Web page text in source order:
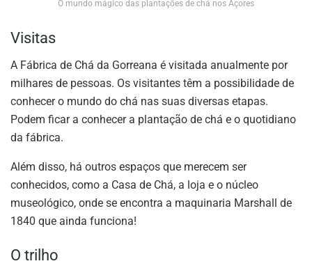
O mundo mágico das plantações de chá nos Açores
Visitas
A Fábrica de Chá da Gorreana é visitada anualmente por
milhares de pessoas. Os visitantes têm a possibilidade de
conhecer o mundo do chá nas suas diversas etapas.
Podem ficar a conhecer a plantação de chá e o quotidiano
da fábrica.
Além disso, há outros espaços que merecem ser
conhecidos, como a Casa de Chá, a loja e o núcleo
museológico, onde se encontra a maquinaria Marshall de
1840 que ainda funciona!
O trilho